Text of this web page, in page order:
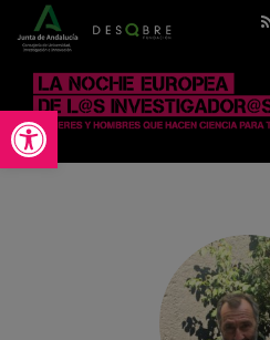
Abrir barra de herramientas